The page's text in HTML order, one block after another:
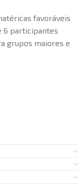
favoráveis
6 participantes
grupos maiores e